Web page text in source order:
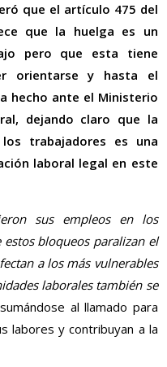
que el artículo 475 del
que la huelga es un
pero que esta tiene
orientarse y hasta el
hecho ante el Ministerio
dejando claro que la
trabajadores es una
laboral legal en este
sus empleos en los
bloqueos paralizan el
a los más vulnerables
laborales también se
al llamado para
labores y contribuyan a la